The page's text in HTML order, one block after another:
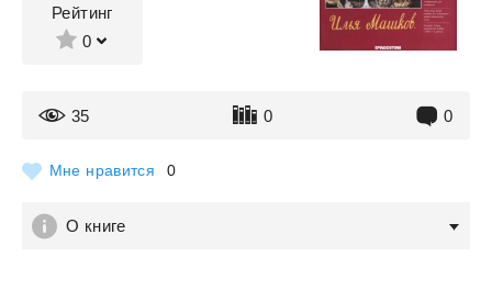
Рейтинг
0
35 0 0
Мне нравится 0
О книге